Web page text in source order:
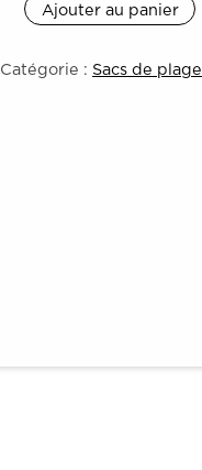
quantité
sac
Ajouter au panier
Catégorie : Sacs de plage